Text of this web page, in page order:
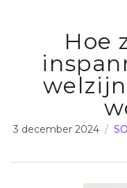
Hoe
3 december 2024